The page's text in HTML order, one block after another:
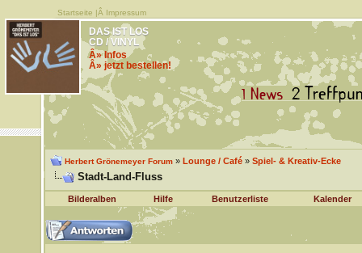
Startseite |Â Impressum
DAS IST LOS
CD / VINYL
Â» Infos
Â» jetzt bestellen!
Herbert Grönemeyer Forum» Lounge / Café» Spiel- & Kreativ-Ecke
Stadt-Land-Fluss
Bilderalben Hilfe Benutzerliste Kalender